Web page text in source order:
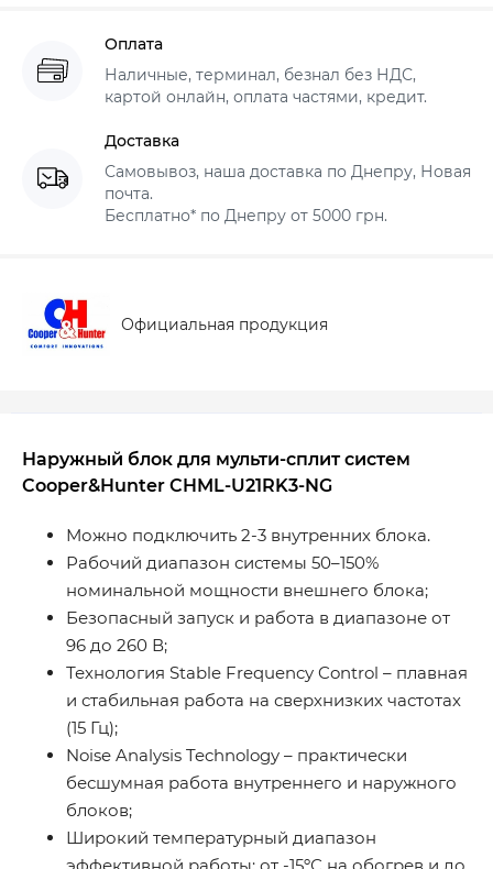
Оплата
Наличные, терминал, безнал без НДС,
картой онлайн, оплата частями, кредит.
Доставка
Самовывоз, наша доставка по Днепру, Новая
почта.
Бесплатно* по Днепру от 5000 грн.
Официальная продукция
Наружный блок для мульти-сплит систем
Cooper&Hunter CHML-U21RK3-NG
Можно подключить 2-3 внутренних блока.
Рабочий диапазон системы 50–150%
номинальной мощности внешнего блока;
Безопасный запуск и работа в диапазоне от
96 до 260 В;
Технология Stable Frequency Control – плавная
и стабильная работа на сверхнизких частотах
(15 Гц);
Noise Analysis Technology – практически
бесшумная работа внутреннего и наружного
блоков;
Широкий температурный диапазон